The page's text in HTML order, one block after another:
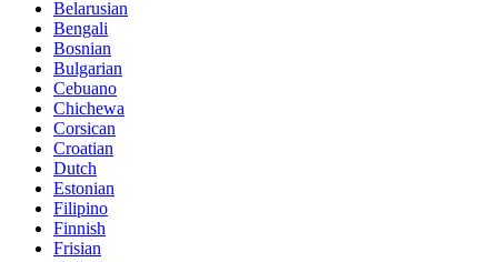
Belarusian
Bengali
Bosnian
Bulgarian
Cebuano
Chichewa
Corsican
Croatian
Dutch
Estonian
Filipino
Finnish
Frisian